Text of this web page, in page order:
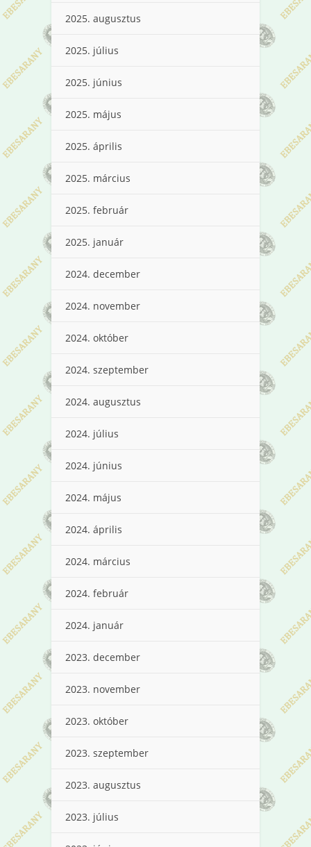
2025. augusztus
2025. július
2025. június
2025. május
2025. április
2025. március
2025. február
2025. január
2024. december
2024. november
2024. október
2024. szeptember
2024. augusztus
2024. július
2024. június
2024. május
2024. április
2024. március
2024. február
2024. január
2023. december
2023. november
2023. október
2023. szeptember
2023. augusztus
2023. július